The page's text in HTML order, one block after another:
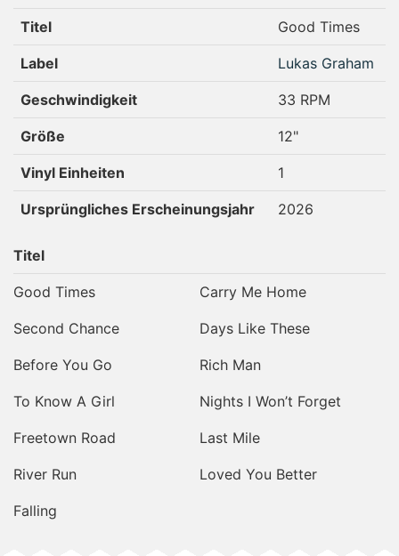
Titel Good Times
Label Lukas Graham
Geschwindigkeit 33 RPM
Größe 12"
Vinyl Einheiten 1
Ursprüngliches Erscheinungsjahr 2026
Titel
Good Times
Second Chance
Before You Go
To Know A Girl
Freetown Road
River Run
Falling
Carry Me Home
Days Like These
Rich Man
Nights I Won’t Forget
Last Mile
Loved You Better